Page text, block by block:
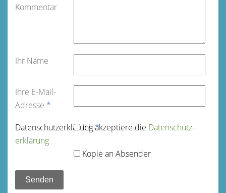
Kommentar
Ihr Name
Ihre E-Mail-
Adresse *
Datenschutz­erklärung*
Ich akzeptiere die Datenschutz­
erklärung
Kopie an Absender